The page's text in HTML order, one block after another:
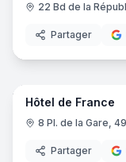
22 Bd de la
Partager
Hôtel de France
8 Pl. de la Gare,
Partager